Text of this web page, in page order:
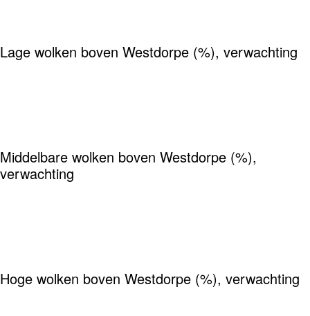
Lage wolken boven Westdorpe (%), verwachting
Middelbare wolken boven Westdorpe (%),
verwachting
Hoge wolken boven Westdorpe (%), verwachting